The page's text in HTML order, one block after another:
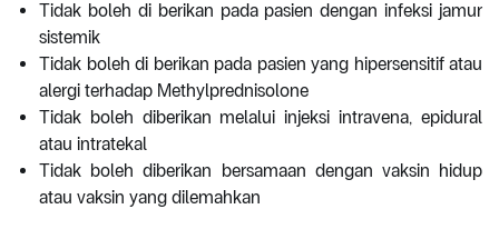
Tidak boleh di berikan pada pasien dengan infeksi jamur
sistemik
Tidak boleh di berikan pada pasien yang hipersensitif atau
alergi terhadap Methylprednisolone
Tidak boleh diberikan melalui injeksi intravena, epidural
atau intratekal
Tidak boleh diberikan bersamaan dengan vaksin hidup
atau vaksin yang dilemahkan